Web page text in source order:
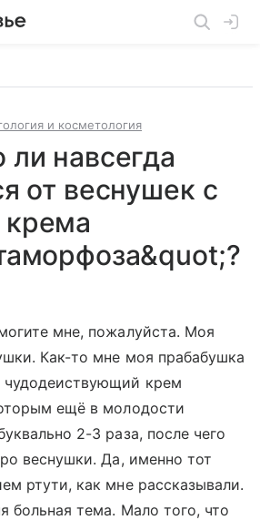
и косметология
навсегда
от веснушек с
мне, пожалуйста. Моя
Как-то мне моя прабабушка
чудодеиствующий крем
ещё в молодости
2-3 раза, после чего
веснушки. Да, именно тот
ртути, как мне рассказывали.
больная тема. Мало того, что